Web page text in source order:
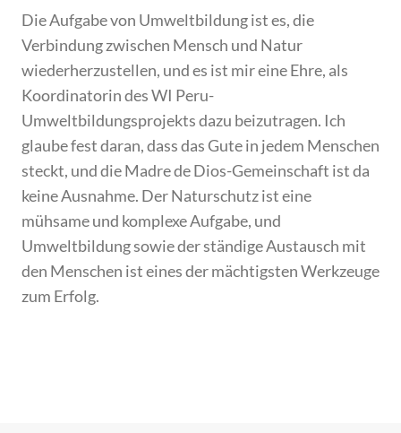
Die Aufgabe von Umweltbildung ist es, die
Verbindung zwischen Mensch und Natur
wiederherzustellen, und es ist mir eine Ehre, als
Koordinatorin des WI Peru-
Umweltbildungsprojekts dazu beizutragen. Ich
glaube fest daran, dass das Gute in jedem Menschen
steckt, und die Madre de Dios-Gemeinschaft ist da
keine Ausnahme. Der Naturschutz ist eine
mühsame und komplexe Aufgabe, und
Umweltbildung sowie der ständige Austausch mit
den Menschen ist eines der mächtigsten Werkzeuge
zum Erfolg.